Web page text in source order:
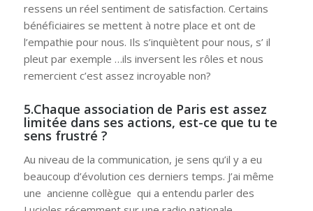
ressens un réel sentiment de satisfaction. Certains
bénéficiaires se mettent à notre place et ont de
l’empathie pour nous. Ils s’inquiètent pour nous, s’ il
pleut par exemple …ils inversent les rôles et nous
remercient c’est assez incroyable non?
5.Chaque association de Paris est assez
limitée dans ses actions, est-ce que tu te
sens frustré ?
Au niveau de la communication, je sens qu’il y a eu
beaucoup d’évolution ces derniers temps. J’ai même
une ancienne collègue qui a entendu parler des